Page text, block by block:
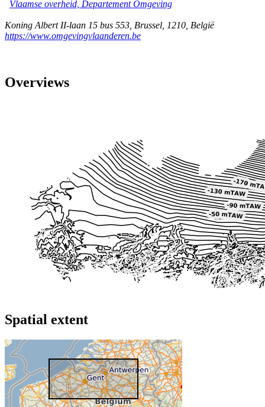
Vlaamse overheid, Departement Omgeving
Koning Albert II-laan 15 bus 553 Brussel 1210 België
https://www.omgevingvlaanderen.be
Overviews
Spatial extent